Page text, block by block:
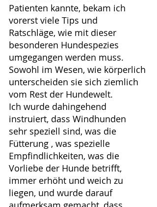
Patienten kannte, bekam ich
vorerst viele Tips und
Ratschläge, wie mit dieser
besonderen Hundespezies
umgegangen werden muss.
Sowohl im Wesen, wie körperlich
unterscheiden sie sich ziemlich
vom Rest der Hundewelt.
Ich wurde dahingehend
instruiert, dass Windhunden
sehr speziell sind, was die
Fütterung , was spezielle
Empfindlichkeiten, was die
Vorliebe der Hunde betrifft,
immer erhöht und weich zu
liegen, und wurde darauf